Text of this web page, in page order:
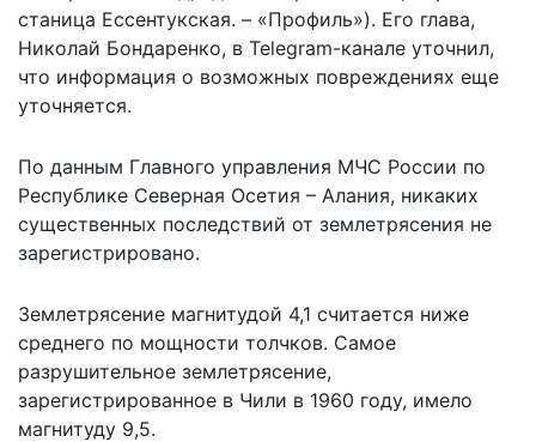
станица Ессентукская. – «Профиль»). Его глава,
Николай Бондаренко, в Telegram-канале уточнил,
что информация о возможных повреждениях еще
уточняется.
По данным Главного управления МЧС России по
Республике Северная Осетия – Алания, никаких
существенных последствий от землетрясения не
зарегистрировано.
Землетрясение магнитудой 4,1 считается ниже
среднего по мощности толчков. Самое
разрушительное землетрясение,
зарегистрированное в Чили в 1960 году, имело
магнитуду 9,5.